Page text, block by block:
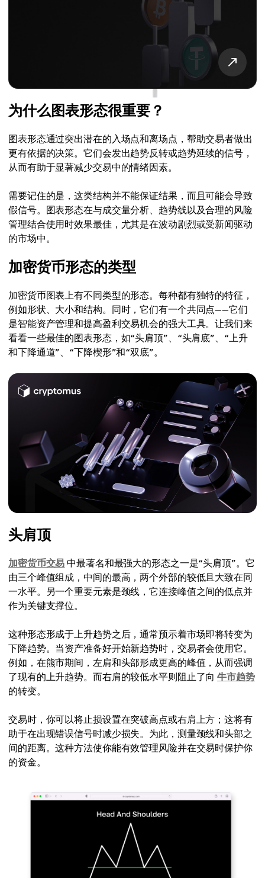
为什么图表形态很重要？
图表形态通过突出潜在的入场点和离场点，帮助交易者做出
更有依据的决策。它们会发出趋势反转或趋势延续的信号，
从而有助于显著减少交易中的情绪因素。
需要记住的是，这类结构并不能保证结果，而且可能会导致
假信号。图表形态在与成交量分析、趋势线以及合理的风险
管理结合使用时效果最佳，尤其是在波动剧烈或受新闻驱动
的市场中。
加密货币形态的类型
加密货币图表上有不同类型的形态。每种都有独特的特征，
例如形状、大小和结构。同时，它们有一个共同点——它们
是智能资产管理和提高盈利交易机会的强大工具。让我们来
看看一些最佳的图表形态，如“头肩顶”、“头肩底”、“上升
和下降通道”、“下降楔形”和“双底”。
头肩顶
加密货币交易 中最著名和最强大的形态之一是“头肩顶”。它
由三个峰值组成，中间的最高，两个外部的较低且大致在同
一水平。另一个重要元素是颈线，它连接峰值之间的低点并
作为关键支撑位。
这种形态形成于上升趋势之后，通常预示着市场即将转变为
下降趋势。当资产准备好开始新趋势时，交易者会使用它。
例如，在熊市期间，左肩和头部形成更高的峰值，从而强调
了现有的上升趋势。而右肩的较低水平则阻止了向牛市趋势
的转变。
交易时，你可以将止损设置在突破高点或右肩上方；这将有
助于在出现错误信号时减少损失。为此，测量颈线和头部之
间的距离。这种方法使你能有效管理风险并在交易时保护你
的资金。